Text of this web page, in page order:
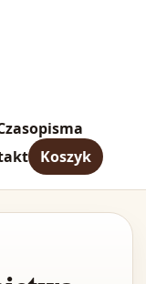
Koszyk